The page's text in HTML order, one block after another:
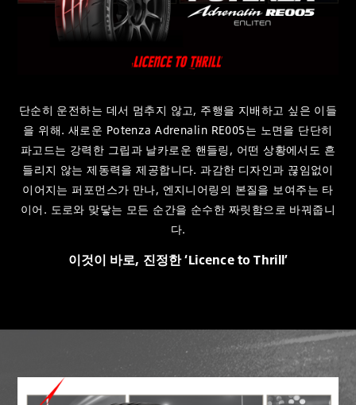
단순히 운전하는 데서 멈추지 않고, 주행을 지배하고 싶은 이들
을 위해. 새로운 Potenza Adrenalin RE005는 노면을 단단히
파고드는 강력한 그립과 날카로운 핸들링, 어떤 상황에서도 흔
들리지 않는 제동력을 제공합니다. 과감한 디자인과 끊임없이
이어지는 퍼포먼스가 만나, 엔지니어링의 본질을 보여주는 타
이어. 도로와 맞닿는 모든 순간을 순수한 짜릿함으로 바꿔줍니
다.
이것이 바로, 진정한 ‘Licence to Thrill’